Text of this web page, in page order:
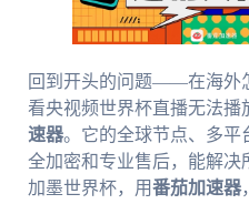
回到开头的问题——在海外
看央视频世界杯直播无法播
速器。它的全球节点、多平
全加密和专业售后，能解决
加墨世界杯，用番茄加速器